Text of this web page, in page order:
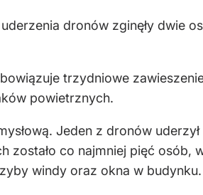
dronów zginęły dwie
trzydniowe
powietrznych.
Jeden z dronów uderzył
zostało co najmniej pięć osób,
windy oraz okna w budynku.